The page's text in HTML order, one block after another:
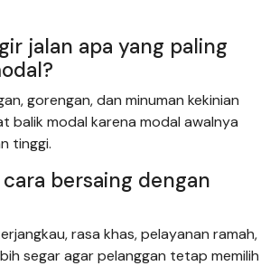
jalan apa yang paling
gorengan, dan minuman kekinian
balik modal karena modal awalnya
tinggi.
cara bersaing dengan
rasa khas, pelayanan ramah,
segar agar pelanggan tetap memilih